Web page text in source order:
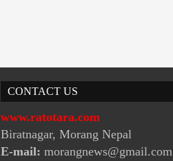
CONTACT US
www.ratotara.com
Biratnagar, Morang Nepal
E-mail: morangnews@gmail.com